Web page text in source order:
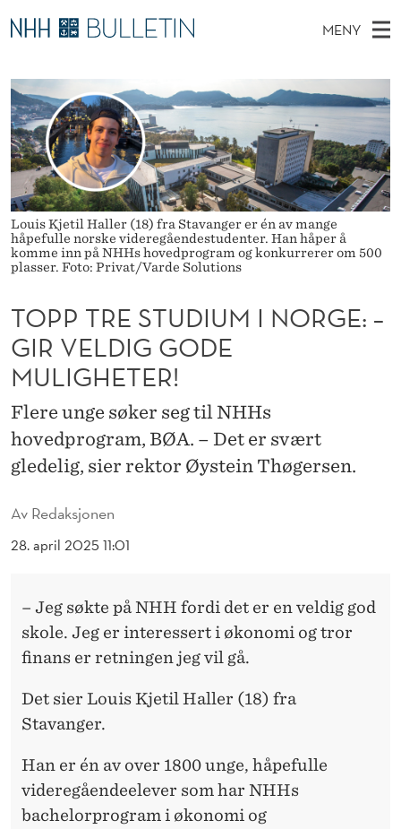
T
O
P
P
T
R
E
S
T
U
D
U
M
N
O
MENY
O
V
E
D
M
E
N
Y
Ø
K
I
N
E
T
T
S
D
E
T
Stipendiater og nye forskerprofiler
Disputaser
Ekspertutvalg
Om Bulletin
Louis Kjetil Haller (18) fra Stavanger er én av mange
håpefulle norske videregåendestudenter. Han håper å
komme inn på NHHs hovedprogram og konkurrerer om 500
plasser. Foto: Privat/Varde Solutions
Av Redaksjonen
28. april 2025 11:01
TOPP TRE STUDIUM I NORGE: –
GIR VELDIG GODE
MULIGHETER!
Flere unge søker seg til NHHs
hovedprogram, BØA. – Det er svært
gledelig, sier rektor Øystein Thøgersen.
– Jeg søkte på NHH fordi det er en veldig god
skole. Jeg er interessert i økonomi og tror
finans er retningen jeg vil gå.
Det sier Louis Kjetil Haller (18) fra
Stavanger.
Han er én av over 1800 unge, håpefulle
videregåendeelever som har NHHs
bachelorprogram i økonomi og